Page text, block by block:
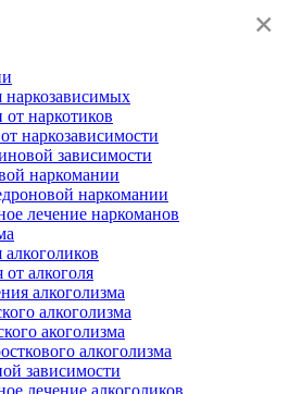
наркозависимых
наркотиков
наркозависимости
зависимости
наркомании
наркомании
лечение наркоманов
алкоголя
алкоголизма
алкоголизма
акоголизма
алкоголизма
зависимости
лечение алкоголиков
×